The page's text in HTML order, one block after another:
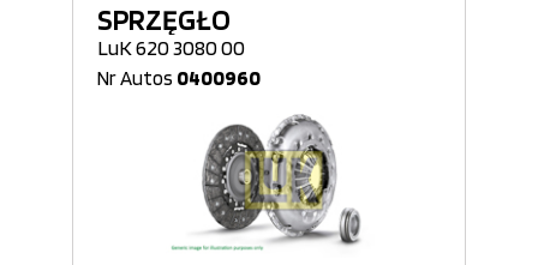
SPRZĘGŁO
LuK 620 3080 00
Nr Autos 0400960